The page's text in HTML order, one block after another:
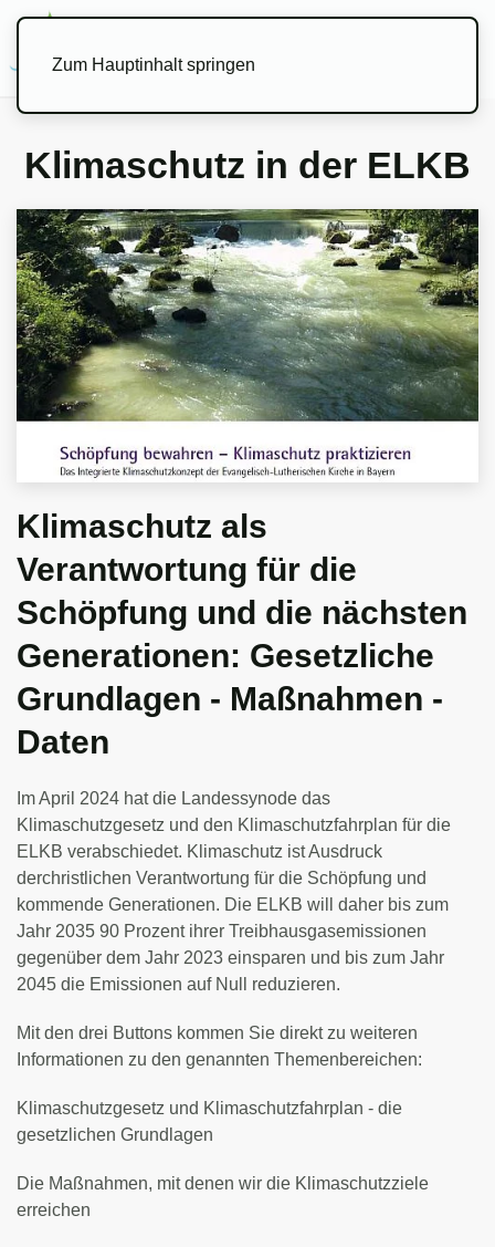
Zum Hauptinhalt springen
Klimaschutz in der ELKB
Klimaschutz als
Verantwortung für die
Schöpfung und die nächsten
Generationen: Gesetzliche
Grundlagen - Maßnahmen -
Daten
Im April 2024 hat die Landessynode das
Klimaschutzgesetz und den Klimaschutzfahrplan für die
ELKB verabschiedet. Klimaschutz ist Ausdruck
derchristlichen Verantwortung für die Schöpfung und
kommende Generationen. Die ELKB will daher bis zum
Jahr 2035 90 Prozent ihrer Treibhausgasemissionen
gegenüber dem Jahr 2023 einsparen und bis zum Jahr
2045 die Emissionen auf Null reduzieren.
Mit den drei Buttons kommen Sie direkt zu weiteren
Informationen zu den genannten Themenbereichen:
Klimaschutzgesetz und Klimaschutzfahrplan - die
gesetzlichen Grundlagen
Die Maßnahmen, mit denen wir die Klimaschutzziele
erreichen